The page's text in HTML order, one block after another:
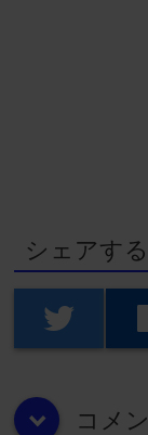
シェアする
twitter
down コメ